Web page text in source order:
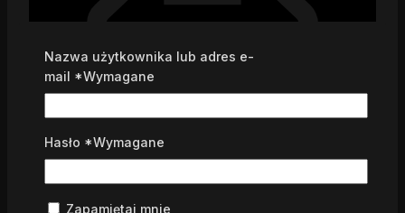
Wsparcie
Nazwa użytkownika lub adres e-
mail *Wymagane
Hasło *Wymagane
Zapamiętaj mnie